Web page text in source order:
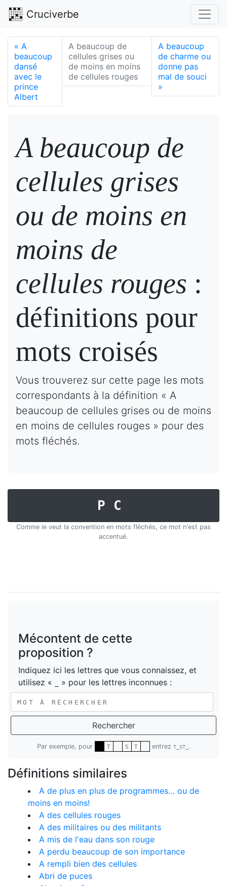
Cruciverbe
« A
beaucoup
dansé
avec le
prince
Albert
A beaucoup de
cellules grises ou
de moins en moins
de cellules rouges
A beaucoup
de charme ou
donne pas
mal de souci
»
A beaucoup de
cellules grises
ou de moins en
moins de
cellules rouges :
définitions pour
mots croisés
Vous trouverez sur cette page les mots
correspondants à la définition « A
beaucoup de cellules grises ou de moins
en moins de cellules rouges » pour des
mots fléchés.
PC
Comme le veut la convention en mots fléchés, ce mot n'est pas
accentué.
Mécontent de cette
proposition ?
Indiquez ici les lettres que vous connaissez, et
utilisez «
» pour les lettres inconnues :
Rechercher
Par exemple, pour T S T entrez T_ST_ .
Définitions similaires
A de plus en plus de programmes… ou de
moins en moins!
A des cellules rouges
A des militaires ou des militants
A mis de l'eau dans son rouge
A perdu beaucoup de son importance
A rempli bien des cellules
Abri de puces